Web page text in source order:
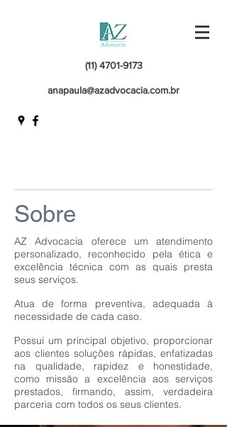
anapaula@azadvocacia.com.br
(11) 4701-9173
Sobre
AZ Advocacia oferece um atendimento
personalizado, reconhecido pela ética e
excelência técnica com as quais presta
seus serviços.
Atua de forma preventiva, adequada à
necessidade de cada caso.
Possui um principal objetivo, proporcionar
aos clientes soluções rápidas, enfatizadas
na qualidade, rapidez e honestidade,
como missão a excelência aos serviços
prestados, firmando, assim, verdadeira
parceria com todos os seus clientes.